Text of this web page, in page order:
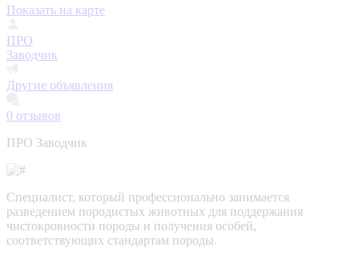
Показать на карте
ПРО
Заводчик
Другие объявления
0 отзывов
ПРО Заводчик
Специалист, который профессионально занимается
разведением породистых животных для поддержания
чистокровности породы и получения особей,
соответствующих стандартам породы.